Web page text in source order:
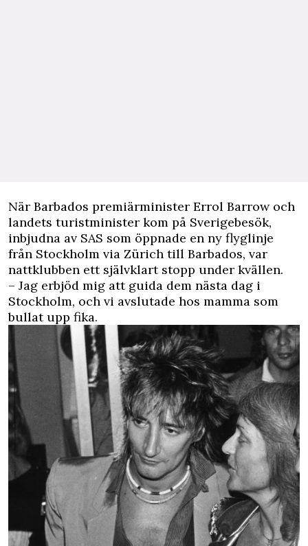
När Barbados premiärminister Errol Barrow och
landets turistminister kom på Sverigebesök,
inbjudna av SAS som öppnade en ny flyglinje
från Stockholm via Zürich till Barbados, var
nattklubben ett självklart stopp under kvällen.
– Jag erbjöd mig att guida dem nästa dag i
Stockholm, och vi avslutade hos mamma som
bullat upp fika.